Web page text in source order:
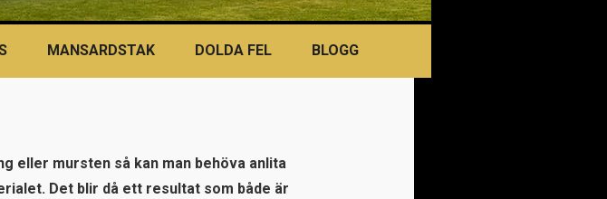
MANSARDSTAK DOLDA FEL BLOGG
eller mursten så kan man behöva anlita
Det blir då ett resultat som både är